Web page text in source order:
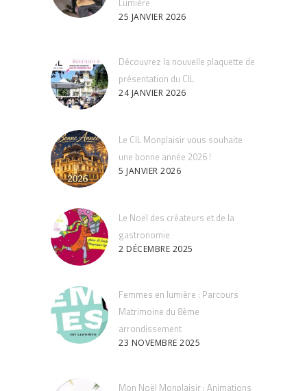
25 JANVIER 2026
Découvrez la nouvelle plaquette de
présentation du CIL
24 JANVIER 2026
Le CIL Monplaisir vous souhaite
une bonne année 2026 !
5 JANVIER 2026
Le Noël des créateurs et de la
gastronomie
2 DÉCEMBRE 2025
Femmes en lumière : Parcours
Matrimoine du 8ème
arrondissement
23 NOVEMBRE 2025
Mon Noël Monplaisir : Animations